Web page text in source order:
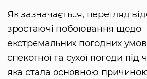
Як зазначається, перегляд
зростаючі побоювання щодо
екстремальних погодних
спекотної та сухої погоди під
яка стала основною